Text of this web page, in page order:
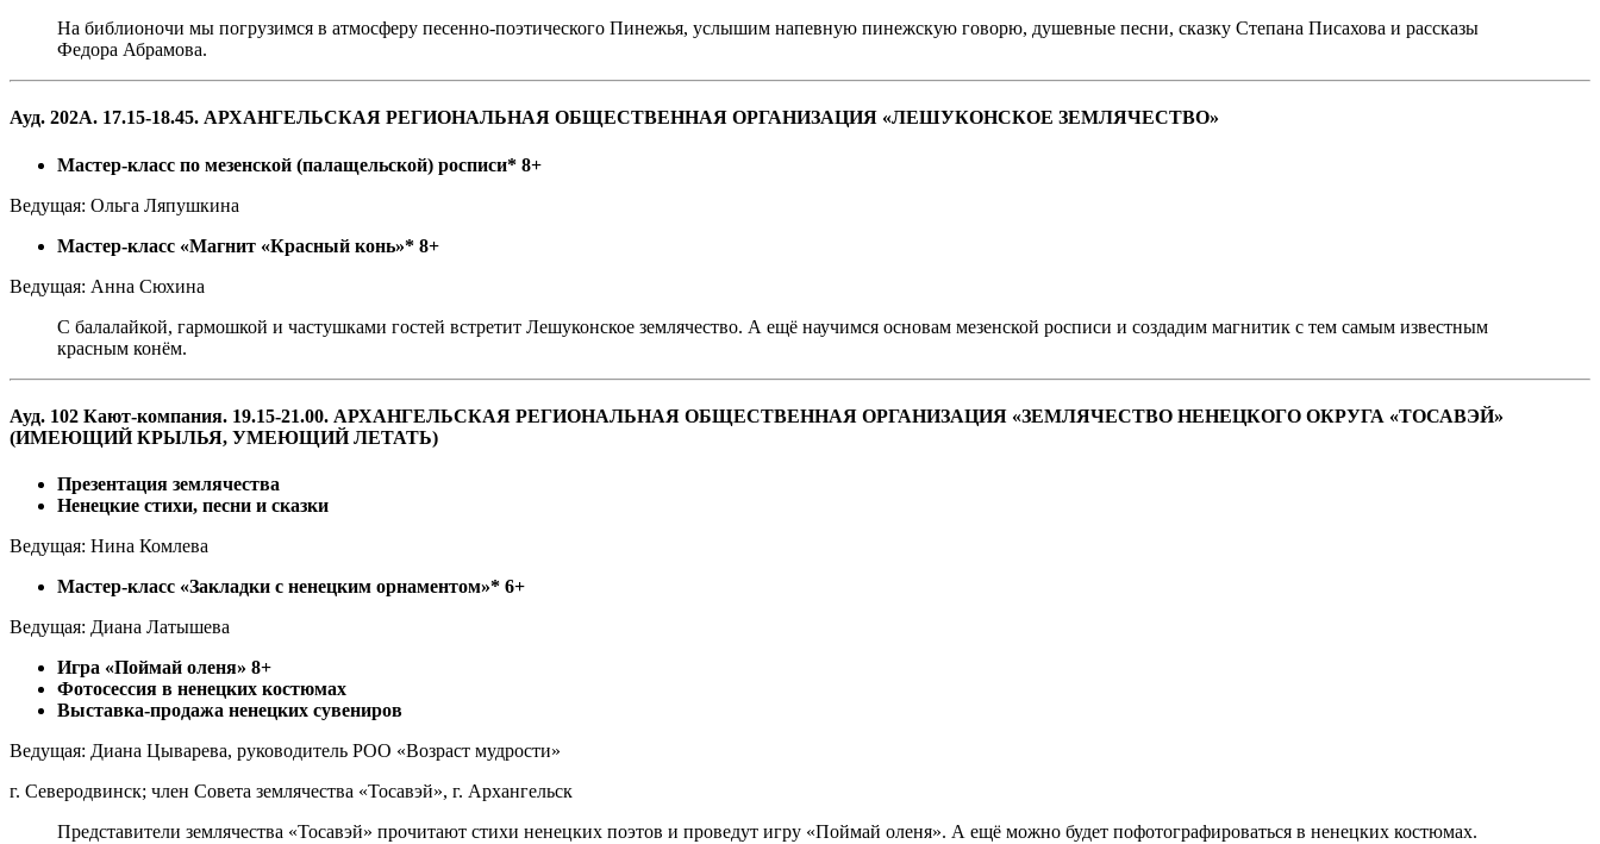
На библионочи мы погрузимся в атмосферу песенно-поэтического Пинежья, услышим напевную пинежскую говорю, душевные песни, сказку Степана Писахова и рассказы
Федора Абрамова.
Ауд. 202А. 17.15-18.45. АРХАНГЕЛЬСКАЯ РЕГИОНАЛЬНАЯ ОБЩЕСТВЕННАЯ ОРГАНИЗАЦИЯ «ЛЕШУКОНСКОЕ ЗЕМЛЯЧЕСТВО»
Мастер-класс по мезенской (палащельской) росписи* 8+
Ведущая: Ольга Ляпушкина
Мастер-класс «Магнит «Красный конь»* 8+
Ведущая: Анна Сюхина
С балалайкой, гармошкой и частушками гостей встретит Лешуконское землячество. А ещё научимся основам мезенской росписи и создадим магнитик с тем самым известным
красным конём.
Ауд. 102 Кают-компания. 19.15-21.00. АРХАНГЕЛЬСКАЯ РЕГИОНАЛЬНАЯ ОБЩЕСТВЕННАЯ ОРГАНИЗАЦИЯ «ЗЕМЛЯЧЕСТВО НЕНЕЦКОГО ОКРУГА «ТОСАВЭЙ»
(ИМЕЮЩИЙ КРЫЛЬЯ, УМЕЮЩИЙ ЛЕТАТЬ)
Презентация землячества
Ненецкие стихи, песни и сказки
Ведущая: Нина Комлева
Мастер-класс «Закладки с ненецким орнаментом»* 6+
Ведущая: Диана Латышева
Игра «Поймай оленя» 8+
Фотосессия в ненецких костюмах
Выставка-продажа ненецких сувениров
Ведущая: Диана Цыварева, руководитель РОО «Возраст мудрости»
г. Северодвинск; член Совета землячества «Тосавэй», г. Архангельск
Представители землячества «Тосавэй» прочитают стихи ненецких поэтов и проведут игру «Поймай оленя». А ещё можно будет пофотографироваться в ненецких костюмах.